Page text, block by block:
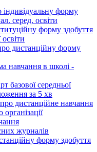
форму
серед. освіти
форму здобуття
освіти
дистанційну форму
навчання в школі -
базової середньої
за 5 хв
дистанційне навчання
журналів
форму здобуття